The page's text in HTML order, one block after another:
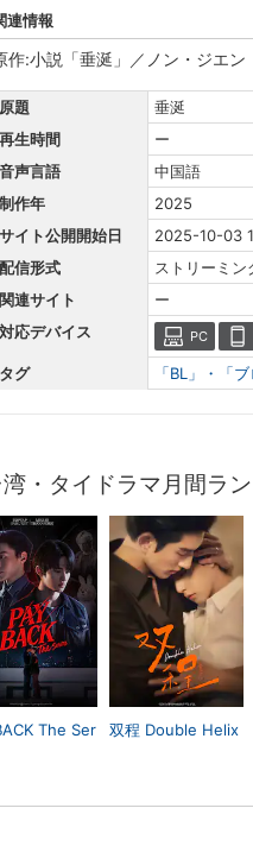
連情報
作:小説「垂涎」／ノン・ジエン
原題 垂涎
再生時間
ー
音声言語
中国語
制作年
2025
サイト公開開始日
2025-10-03
配信形式
ストリーミン
関連サイト
ー
対応デバイス
PC
タグ 「BL」・「
・タイドラマ月間ラ
The Ser
双程 Double Helix